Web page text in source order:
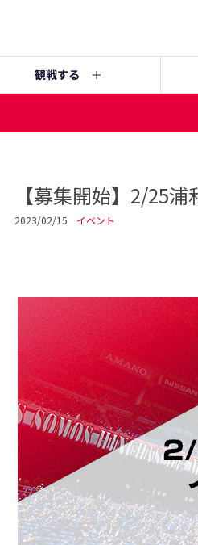
観戦する
【募集開始】2/25
2023/02/15 イベント